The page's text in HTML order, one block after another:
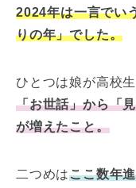
2024年は一言でい
りの年」でした。
ひとつは娘が高校
「お世話」から「
が増えたこと。
二つめはここ数年